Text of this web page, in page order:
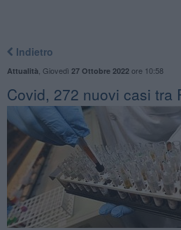
Indietro
Attualità Giovedì 27 Ottobre 2022ore 10:58
Covid, 272 nuovi casi tra